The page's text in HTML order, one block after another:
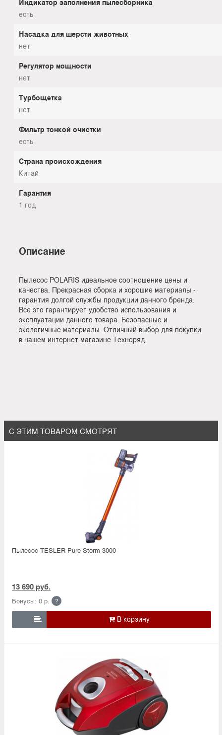
есть
Насадка для шерсти животных
нет
Регулятор мощности
нет
Турбощетка
нет
Фильтр тонкой очистки
есть
Страна происхождения
Китай
Гарантия
1 год
Описание
Пылесос POLARIS идеальное соотношение цены и
качества. Прекрасная сборка и хорошие материалы -
гарантия долгой службы продукции данного бренда.
Все это гарантирует удобство использования и
эксплуатации данного товара. Безопасные и
экологичные материалы. Отличный выбор для покупки
в нашем интернет магазине Техноряд.
С ЭТИМ ТОВАРОМ СМОТРЯТ
Пылесос TESLER Pure Storm 3000
13 690 руб.
Бонусы: 0 р. ?
